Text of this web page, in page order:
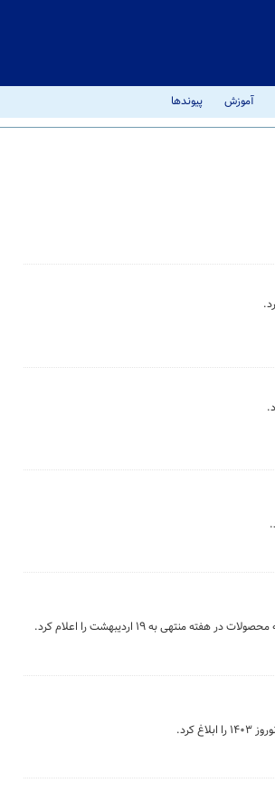
آموزش پیوندها